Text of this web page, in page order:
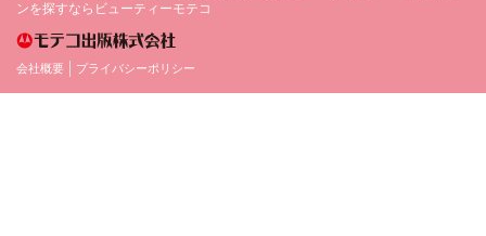
ンを探すならビューティーモテコ
会社概要 プライバシーポリシー